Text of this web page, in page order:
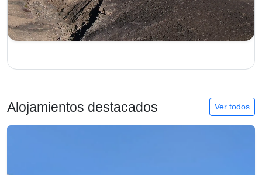
Alojamientos destacados Ver todos